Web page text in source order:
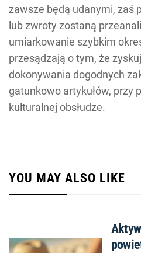
zawsze będą udanymi, zaś
lub zwroty zostaną
umiarkowanie szybkim
przesądzają o tym, że
dokonywania dogodnych
gatunkowo artykułów, przy
kulturalnej obsłudze.
YOU MAY ALSO LIKE